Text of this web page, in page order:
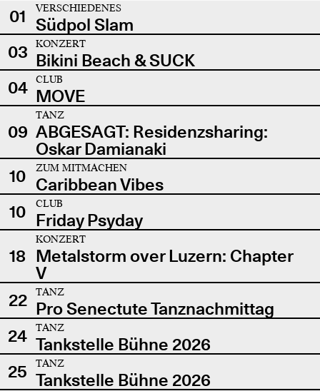
01
VERSCHIEDENES
Südpol Slam
03
KONZERT
Bikini Beach & SUCK
04
CLUB
MOVE
09
TANZ
ABGESAGT: Residenzsharing:
Oskar Damianaki
10
ZUM MITMACHEN
Caribbean Vibes
10
CLUB
Friday Psyday
18
KONZERT
Metalstorm over Luzern: Chapter
V
22
TANZ
Pro Senectute Tanznachmittag
24
TANZ
Tankstelle Bühne 2026
25
TANZ
Tankstelle Bühne 2026